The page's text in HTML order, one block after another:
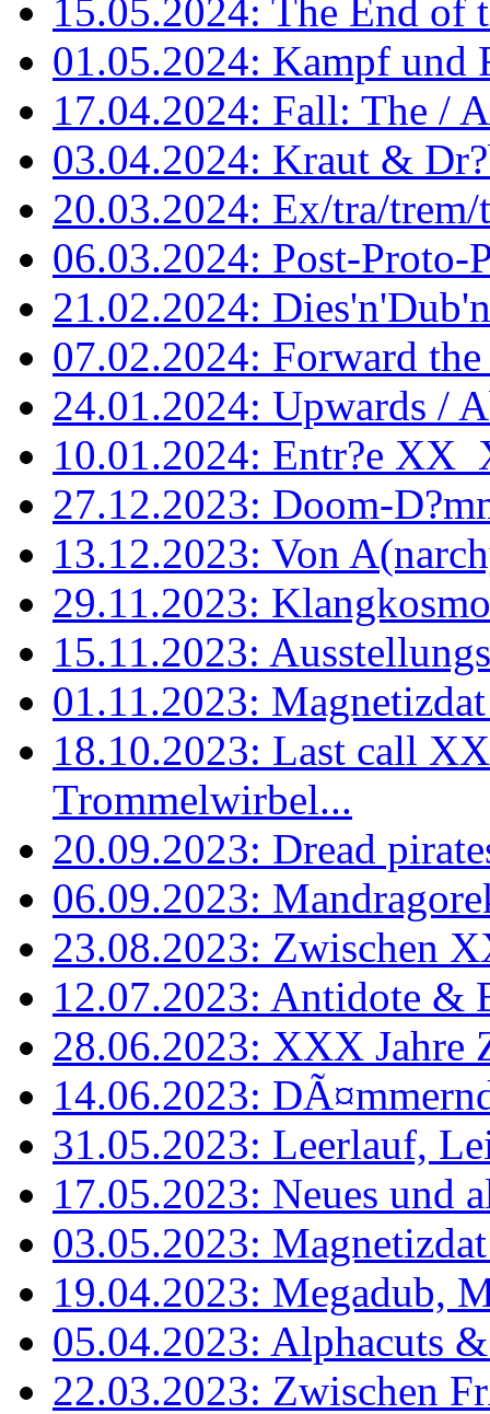
15.05.2024: The End of
01.05.2024: Kampf und
17.04.2024: Fall: The /
03.04.2024: Kraut &
20.03.2024: Ex/tra/trem/
06.03.2024: Post-
21.02.2024:
07.02.2024: Forward the
24.01.2024: Upwards /
10.01.2024: Entr?e
27.12.2023: Doom-
13.12.2023: Von
29.11.2023:
15.11.2023:
01.11.2023:
18.10.2023: Last call
Trommelwirbel...
20.09.2023: Dread
06.09.2023:
23.08.2023: Zwischen
12.07.2023: Antidote &
28.06.2023: XXX Jahre
14.06.2023:
31.05.2023: Leerlauf,
17.05.2023: Neues und
03.05.2023:
19.04.2023: Megadub,
05.04.2023: Alphacuts
22.03.2023: Zwischen